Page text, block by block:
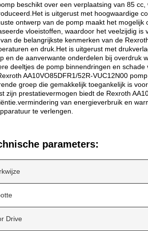
beschikt over een verplaatsing van 85
is uitgerust met hoogwaardige
ontwerp van de pomp maakt het
vloeistoffen, waardoor het veelzijdig is
de belangrijkste kenmerken van de
en druk.Het is uitgerust met
en de aanverwante onderdelen bij overdruk
deeltjes de pomp binnendringen en schade
AA10VO85DFR1/52R-VUC12N00
groep die gemakkelijk toegankelijk is
zijn prestatievermogen biedt de Rexroth
van energieverbruik en
te verlengen.
parameters:
Drive